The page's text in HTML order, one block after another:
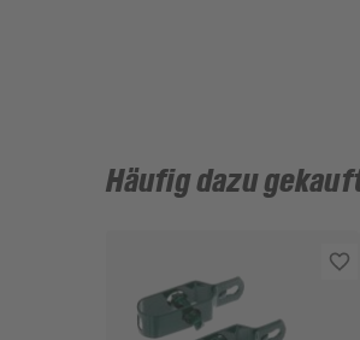
Häufig dazu